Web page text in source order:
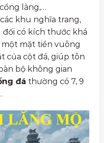
làng,…
khu nghĩa trang,
đối có kích thước khá
một mặt tiền vuông
của cột đá, giúp tôn
bộ không gian
đá thường có 7, 9